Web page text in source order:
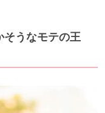
そうなモテの王